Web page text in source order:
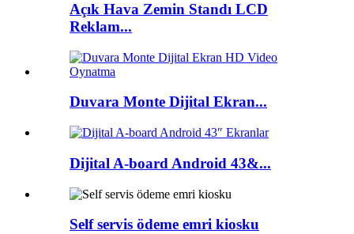
Açık Hava Zemin Standı LCD
Reklam...
Duvara Monte Dijital Ekran...
Dijital A-board Android 43&...
Self servis ödeme emri kiosku